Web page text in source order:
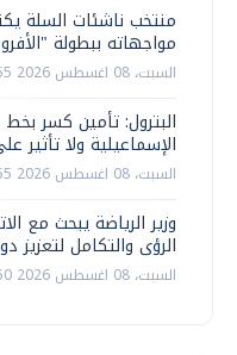
منتخب ناشئات السلة
مواجهاته ببطولة
السبت، 08 اغسطس 2026 08:55 م
البترول: تأمين كسر
الإسماعيلية ولا تأثير
السبت، 08 اغسطس 2026 08:55 م
وزير الرياضة يبحث مع
الرؤى والتكامل لتعزيز
السبت، 08 اغسطس 2026 08:50 م